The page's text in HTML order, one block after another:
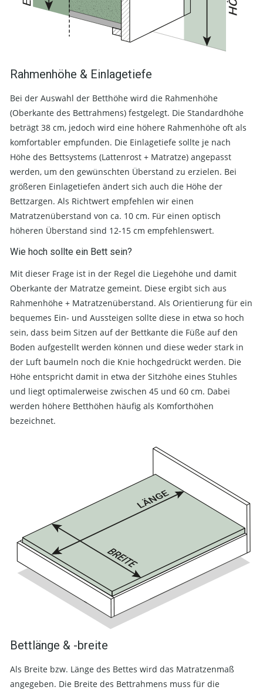
Rahmenhöhe & Einlagetiefe
Bei der Auswahl der Betthöhe wird die Rahmenhöhe
(Oberkante des Bettrahmens) festgelegt. Die Standardhöhe
beträgt 38 cm, jedoch wird eine höhere Rahmenhöhe oft als
komfortabler empfunden. Die Einlagetiefe sollte je nach
Höhe des Bettsystems (Lattenrost + Matratze) angepasst
werden, um den gewünschten Überstand zu erzielen. Bei
größeren Einlagetiefen ändert sich auch die Höhe der
Bettzargen. Als Richtwert empfehlen wir einen
Matratzenüberstand von ca. 10 cm. Für einen optisch
höheren Überstand sind 12-15 cm empfehlenswert.
Wie hoch sollte ein Bett sein?
Mit dieser Frage ist in der Regel die Liegehöhe und damit
Oberkante der Matratze gemeint. Diese ergibt sich aus
Rahmenhöhe + Matratzenüberstand. Als Orientierung für ein
bequemes Ein- und Aussteigen sollte diese in etwa so hoch
sein, dass beim Sitzen auf der Bettkante die Füße auf den
Boden aufgestellt werden können und diese weder stark in
der Luft baumeln noch die Knie hochgedrückt werden. Die
Höhe entspricht damit in etwa der Sitzhöhe eines Stuhles
und liegt optimalerweise zwischen 45 und 60 cm. Dabei
werden höhere Betthöhen häufig als Komforthöhen
bezeichnet.
Bettlänge & -breite
Als Breite bzw. Länge des Bettes wird das Matratzenmaß
angegeben. Die Breite des Bettrahmens muss für die